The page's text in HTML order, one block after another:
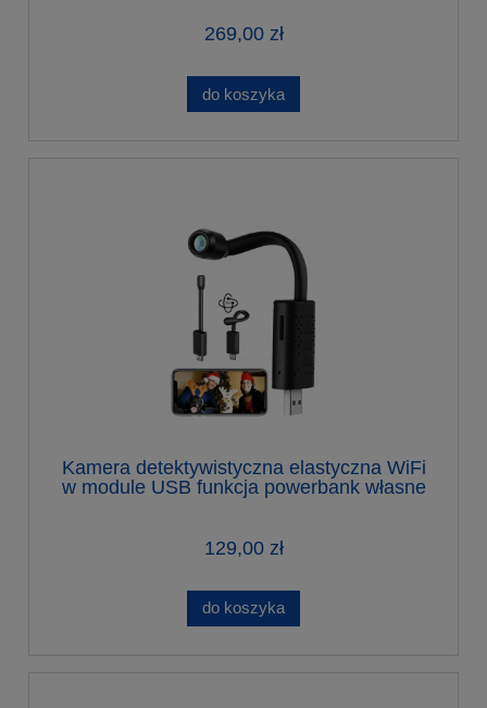
269,00 zł
do koszyka
Kamera detektywistyczna elastyczna WiFi
w module USB funkcja powerbank własne
129,00 zł
do koszyka